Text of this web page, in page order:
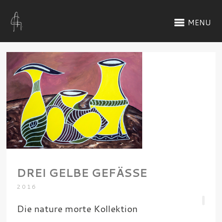
MENU
DREI GELBE GEFÄSSE
2016
Die nature morte Kollektion